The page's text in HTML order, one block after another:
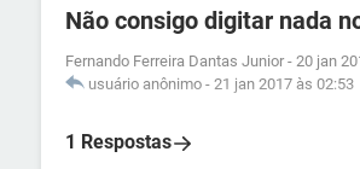
Não consigo digitar nada
Fernando Ferreira Dantas Junior - 20 jan
usuário anônimo - 21 jan 2017 às 02:53
1 Respostas